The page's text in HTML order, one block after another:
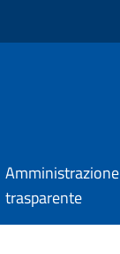
Amministrazione
trasparente